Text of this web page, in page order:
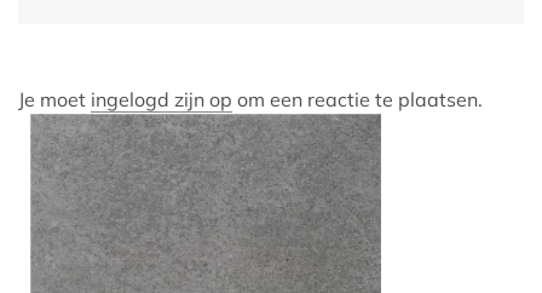
Je moet ingelogd zijn op om een reactie te plaatsen.